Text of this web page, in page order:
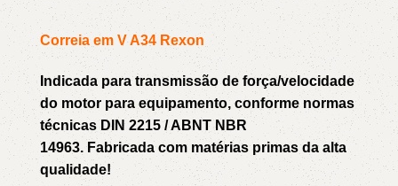
Correia em V A34 Rexon
Indicada para transmissão de força/velocidade
do motor para equipamento, conforme normas
técnicas DIN 2215 / ABNT NBR
14963. Fabricada com matérias primas da alta
qualidade!